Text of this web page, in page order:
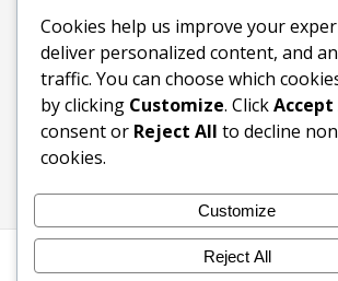
Los organigramas de marketing se crearon
IA acaba de dejarlos obsoletos.
Buscar
Buscar
Inicio Blog Bloques
Cookies help us improve your
deliver personalized content, and
traffic. You can choose which
by clicking Customize. ClickAccept
consent or Reject All to decline
cookies.
Customize
Reject All